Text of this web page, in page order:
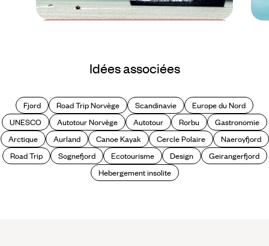
Les plus beaux points
de vue de Norvège
Idées associées
Fjord Road Trip Norvège Scandinavie
Europe du Nord
UNESCO
Autotour Norvège Autotour Rorbu
Gastronomie
Arctique
Aurland Canoe Kayak Cercle Polaire
Naeroyfjord
Road Trip
Sognefjord Ecotourisme Design
Geirangerfjord
Hebergement insolite